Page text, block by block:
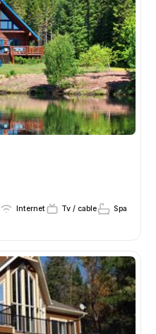
Internet Tv / cable
Spa